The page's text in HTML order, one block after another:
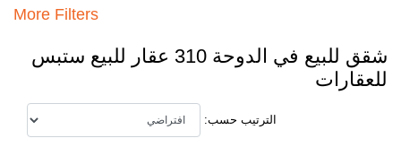
More Filters
شقق للبيع في الدوحة 310 عقار للبيع ستبس
للعقارات
الترتيب حسب: